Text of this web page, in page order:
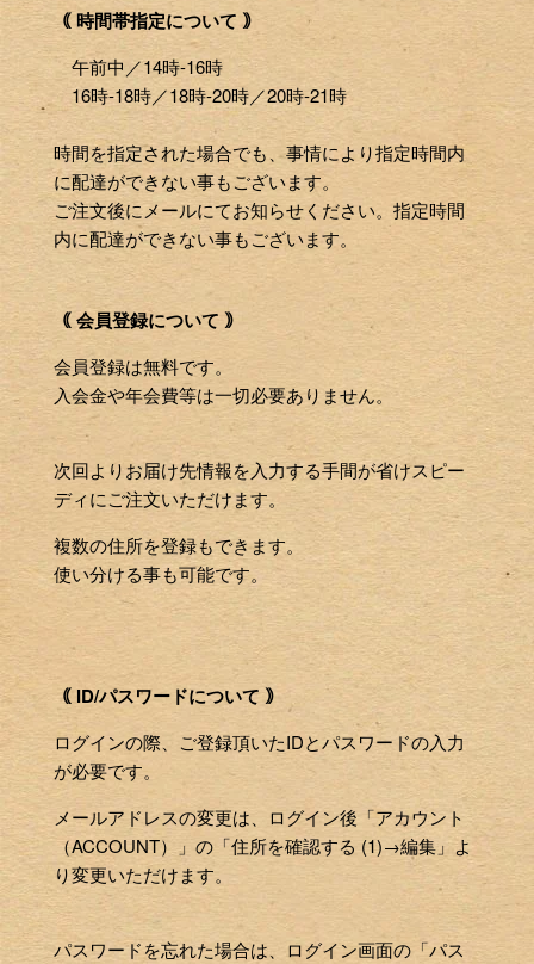
｟ 時間帯指定について ｠
午前中／14時-16時
16時-18時／18時-20時／20時-21時
時間を指定された場合でも、事情により指定時間内
に配達ができない事もございます。
ご注文後にメールにてお知らせください。指定時間
内に配達ができない事もございます。
｟ 会員登録について ｠
会員登録は無料です。
入会金や年会費等は一切必要ありません。
次回よりお届け先情報を入力する手間が省けスピー
ディにご注文いただけます。
複数の住所を登録もできます。
使い分ける事も可能です。
｟ ID/パスワードについて ｠
ログインの際、ご登録頂いたIDとパスワードの入力
が必要です。
メールアドレスの変更は、ログイン後「アカウント
（ACCOUNT）」の「住所を確認する (1)→編集」よ
り変更いただけます。
パスワードを忘れた場合は、ログイン画面の「パス